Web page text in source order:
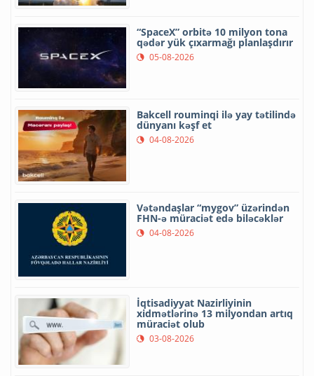
“SpaceX” orbitə 10 milyon tona
qədər yük çıxarmağı planlaşdırır
05-08-2026
Bakcell rouminqi ilə yay tətilində
dünyanı kəşf et
04-08-2026
Vətəndaşlar “mygov” üzərindən
FHN-ə müraciət edə biləcəklər
04-08-2026
İqtisadiyyat Nazirliyinin
xidmətlərinə 13 milyondan artıq
müraciət olub
03-08-2026